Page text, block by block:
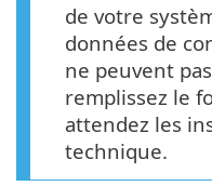
de votre
données de
ne peuvent
remplissez le
attendez les
technique.